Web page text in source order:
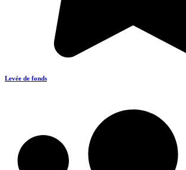
Levée de fonds